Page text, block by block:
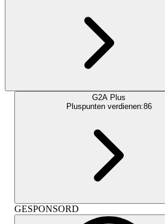
G2A Plus
Pluspunten verdienen:86
GESPONSORD